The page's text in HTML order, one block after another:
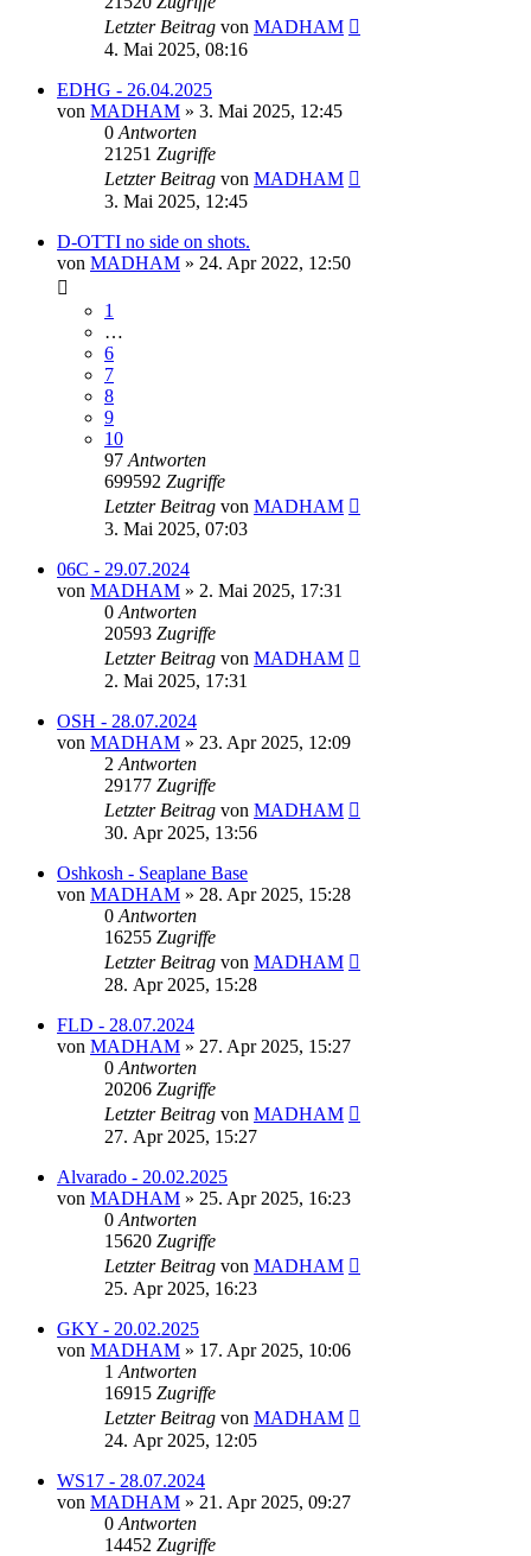
Letzter Beitrag von MADHAM
4. Mai 2025, 08:16
EDHG - 26.04.2025
von MADHAM » 3. Mai 2025, 12:45
0 Antworten
21251 Zugriffe
Letzter Beitrag von MADHAM
3. Mai 2025, 12:45
D-OTTI no side on shots.
von MADHAM » 24. Apr 2022, 12:50
1
…
6
7
8
9
10
97 Antworten
699592 Zugriffe
Letzter Beitrag von MADHAM
3. Mai 2025, 07:03
06C - 29.07.2024
von MADHAM » 2. Mai 2025, 17:31
0 Antworten
20593 Zugriffe
Letzter Beitrag von MADHAM
2. Mai 2025, 17:31
OSH - 28.07.2024
von MADHAM » 23. Apr 2025, 12:09
2 Antworten
29177 Zugriffe
Letzter Beitrag von MADHAM
30. Apr 2025, 13:56
Oshkosh - Seaplane Base
von MADHAM » 28. Apr 2025, 15:28
0 Antworten
16255 Zugriffe
Letzter Beitrag von MADHAM
28. Apr 2025, 15:28
FLD - 28.07.2024
von MADHAM » 27. Apr 2025, 15:27
0 Antworten
20206 Zugriffe
Letzter Beitrag von MADHAM
27. Apr 2025, 15:27
Alvarado - 20.02.2025
von MADHAM » 25. Apr 2025, 16:23
0 Antworten
15620 Zugriffe
Letzter Beitrag von MADHAM
25. Apr 2025, 16:23
GKY - 20.02.2025
von MADHAM » 17. Apr 2025, 10:06
1 Antworten
16915 Zugriffe
Letzter Beitrag von MADHAM
24. Apr 2025, 12:05
WS17 - 28.07.2024
von MADHAM » 21. Apr 2025, 09:27
0 Antworten
14452 Zugriffe